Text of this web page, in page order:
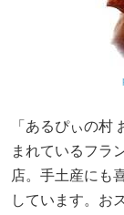
「あるぴぃの村
まれているフラ
店。手土産にも
しています。お